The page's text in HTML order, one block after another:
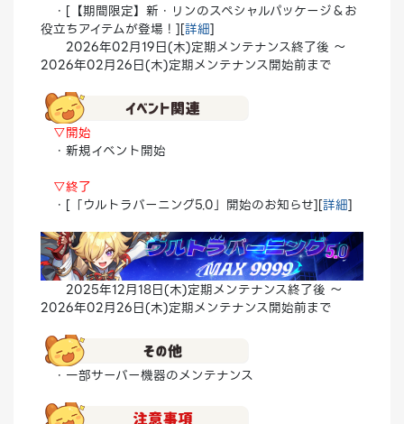
・[【期間限定】新・リンのスペシャルパッケージ＆お
役立ちアイテムが登場！][詳細]
2026年02月19日(木)定期メンテナンス終了後 ～
2026年02月26日(木)定期メンテナンス開始前まで
▽開始
・新規イベント開始
▽終了
・[「ウルトラバーニング5.0」開始のお知らせ][詳細]
2025年12月18日(木)定期メンテナンス終了後 ～
2026年02月26日(木)定期メンテナンス開始前まで
・一部サーバー機器のメンテナンス